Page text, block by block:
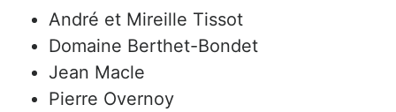
André et Mireille Tissot
Domaine Berthet-Bondet
Jean Macle
Pierre Overnoy